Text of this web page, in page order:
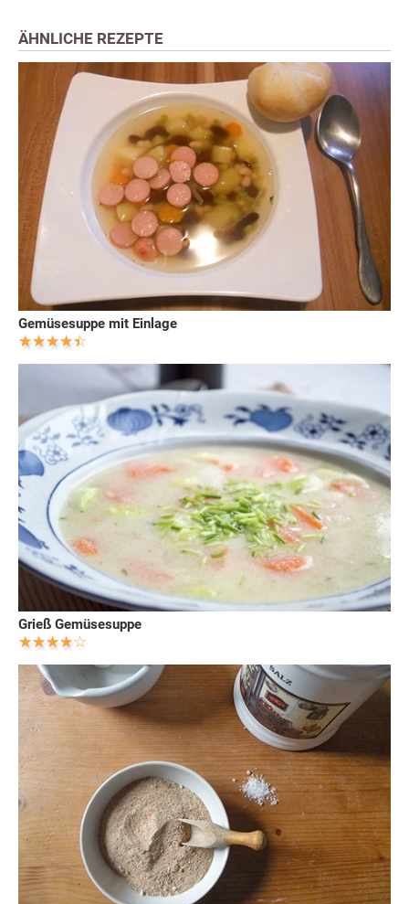
ÄHNLICHE REZEPTE
Gemüsesuppe mit Einlage
Grieß Gemüsesuppe